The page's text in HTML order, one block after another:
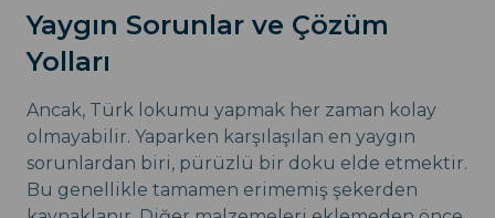
Yaygın Sorunlar ve Çözüm
Yolları
Ancak, Türk lokumu yapmak her zaman kolay
olmayabilir. Yaparken karşılaşılan en yaygın
sorunlardan biri, pürüzlü bir doku elde etmektir.
Bu genellikle tamamen erimemiş şekerden